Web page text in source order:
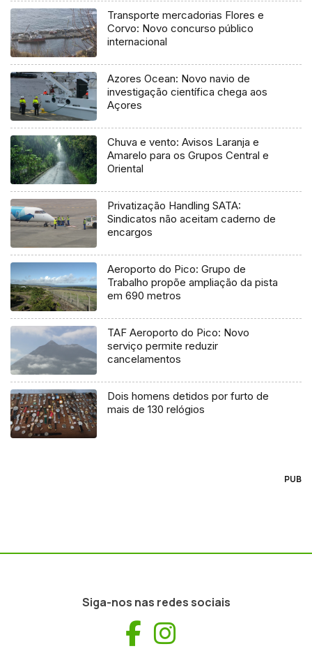
Transporte mercadorias Flores e
Corvo: Novo concurso público
internacional
Azores Ocean: Novo navio de
investigação científica chega aos
Açores
Chuva e vento: Avisos Laranja e
Amarelo para os Grupos Central e
Oriental
Privatização Handling SATA:
Sindicatos não aceitam caderno de
encargos
Aeroporto do Pico: Grupo de
Trabalho propõe ampliação da pista
em 690 metros
TAF Aeroporto do Pico: Novo
serviço permite reduzir
cancelamentos
Dois homens detidos por furto de
mais de 130 relógios
PUB
Siga-nos nas redes sociais
Facebook